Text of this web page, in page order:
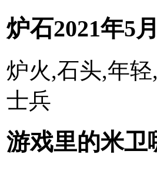
炉石2021年5
炉火,石头,年
士兵
游戏里的米卫